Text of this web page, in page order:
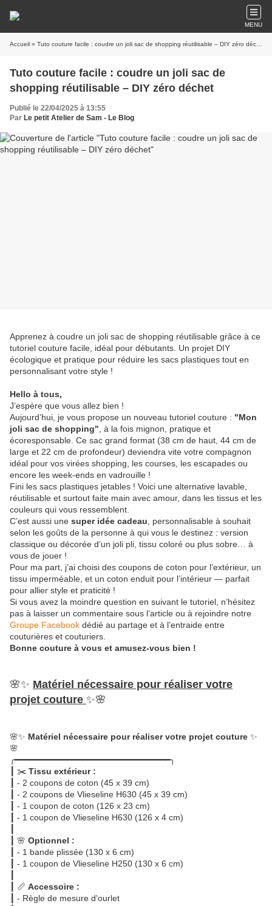
MENU
Accueil » Tuto couture facile : coudre un joli sac de shopping réutilisable – DIY zéro déchet
Tuto couture facile : coudre un joli sac de
shopping réutilisable – DIY zéro déchet
Publié le 22/04/2025 à 13:55
Par Le petit Atelier de Sam - Le Blog
Apprenez à coudre un joli sac de shopping réutilisable grâce à ce
tutoriel couture facile, idéal pour débutants. Un projet DIY
écologique et pratique pour réduire les sacs plastiques tout en
personnalisant votre style !
Hello à tous,
J’espère que vous allez bien !
Aujourd’hui, je vous propose un nouveau tutoriel couture : "Mon
joli sac de shopping" , à la fois mignon, pratique et
écoresponsable. Ce sac grand format (38 cm de haut, 44 cm de
large et 22 cm de profondeur) deviendra vite votre compagnon
idéal pour vos virées shopping, les courses, les escapades ou
encore les week-ends en vadrouille !
Fini les sacs plastiques jetables ! Voici une alternative lavable,
réutilisable et surtout faite main avec amour, dans les tissus et les
couleurs qui vous ressemblent.
C’est aussi une super idée cadeau , personnalisable à souhait
selon les goûts de la personne à qui vous le destinez : version
classique ou décorée d’un joli pli, tissu coloré ou plus sobre… à
vous de jouer !
Pour ma part, j’ai choisi des coupons de coton pour l’extérieur, un
tissu imperméable, et un coton enduit pour l’intérieur — parfait
pour allier style et praticité !
Si vous avez la moindre question en suivant le tutoriel, n’hésitez
pas à laisser un commentaire sous l’article ou à rejoindre notre
Groupe Facebook dédié au partage et à l’entraide entre
couturières et couturiers.
Bonne couture à vous et amusez-vous bien !
🌸✨ Matériel nécessaire pour réaliser votre
projet couture ✨🌸
🌸✨ Matériel nécessaire pour réaliser votre projet couture ✨
🌸
╭━━━━━━━━━━━━━━━━━━━━━━━━━━━━━━━━╮
┃ ✂️ Tissu extérieur :
┃ - 2 coupons de coton (45 x 39 cm)
┃ - 2 coupons de Vlieseline H630 (45 x 39 cm)
┃ - 1 coupon de coton (126 x 23 cm)
┃ - 1 coupon de Vlieseline H630 (126 x 4 cm)
┃ 🌸 Optionnel :
┃ - 1 bande plissée (130 x 6 cm)
┃ - 1 coupon de Vlieseline H250 (130 x 6 cm)
┃ 📏 Accessoire :
┃ - Règle de mesure d'ourlet